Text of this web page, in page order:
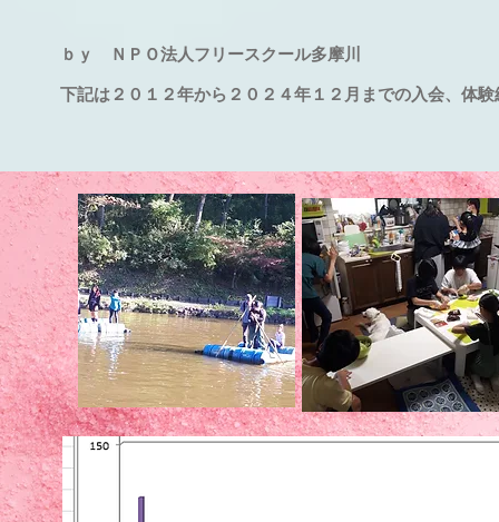
ｂｙ Ｎ ＰＯ法人フリースクール多摩川
下記は２０１２年から２０２４年１２月までの入会、体